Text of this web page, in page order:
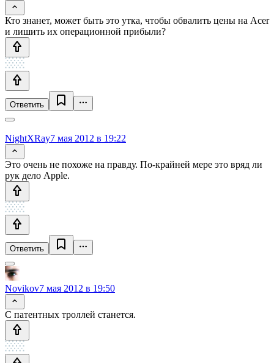
Кто знанет, может быть это утка, чтобы обвалить цены на Acer
и лишить их операционной прибыли?
Ответить
NightXRay7 мая 2012 в 19:22
Это очень не похоже на правду. По-крайней мере это вряд ли
рук дело Apple.
Ответить
Novikov7 мая 2012 в 19:50
С патентных троллей станется.